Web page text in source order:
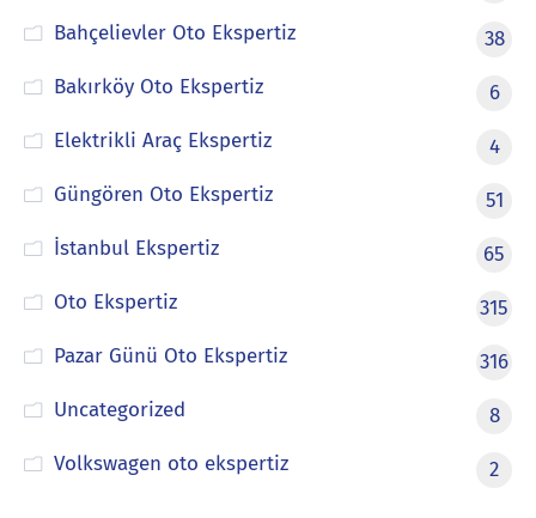
Bahçelievler Oto Ekspertiz
38
Bakırköy Oto Ekspertiz
6
Elektrikli Araç Ekspertiz
4
Güngören Oto Ekspertiz
51
İstanbul Ekspertiz
65
Oto Ekspertiz
315
Pazar Günü Oto Ekspertiz
316
Uncategorized
8
Volkswagen oto ekspertiz
2